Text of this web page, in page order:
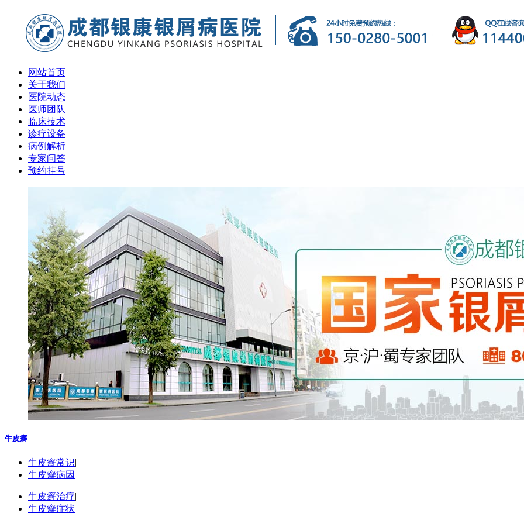
网站首页
关于我们
医院动态
医师团队
临床技术
诊疗设备
病例解析
专家问答
预约挂号
牛皮癣
牛皮癣常识|
牛皮癣病因
牛皮癣治疗|
牛皮癣症状